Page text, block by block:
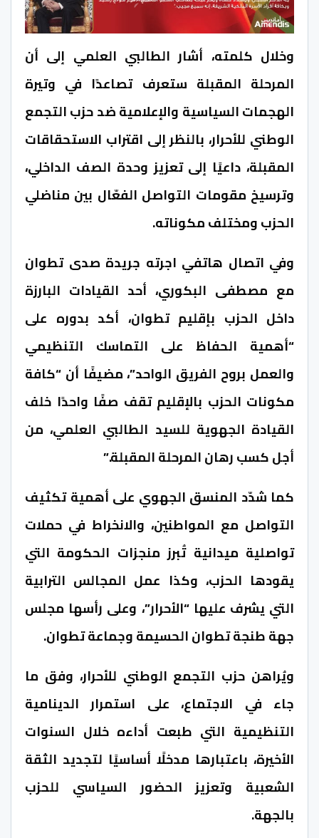
وخلال كلمته، أشار الطالبي العلمي إلى أن
المرحلة المقبلة ستعرف تصاعدًا في وتيرة
الهجمات السياسية والإعلامية ضد حزب التجمع
الوطني للأحرار، بالنظر إلى اقتراب الاستحقاقات
المقبلة، داعيًا إلى تعزيز وحدة الصف الداخلي،
وترسيخ مقومات التواصل الفعّال بين مناضلي
الحزب ومختلف مكوناته.
وفي اتصال هاتفي اجرته جريدة صدى تطوان
مع مصطفى البكوري، أحد القيادات البارزة
داخل الحزب بإقليم تطوان، أكد بدوره على
“أهمية الحفاظ على التماسك التنظيمي
والعمل بروح الفريق الواحد”، مضيفًا أن “كافة
مكونات الحزب بالإقليم تقف صفًا واحدًا خلف
القيادة الجهوية للسيد الطالبي العلمي، من
أجل كسب رهان المرحلة المقبلة.”
كما شدّد المنسق الجهوي على أهمية تكثيف
التواصل مع المواطنين، والانخراط في حملات
تواصلية ميدانية تُبرز منجزات الحكومة التي
يقودها الحزب، وكذا عمل المجالس الترابية
التي يشرف عليها “الأحرار”، وعلى رأسها مجلس
جهة طنجة تطوان الحسيمة وجماعة تطوان.
ويُراهن حزب التجمع الوطني للأحرار، وفق ما
جاء في الاجتماع، على استمرار الدينامية
التنظيمية التي طبعت أداءه خلال السنوات
الأخيرة، باعتبارها مدخلًا أساسيًا لتجديد الثقة
الشعبية وتعزيز الحضور السياسي للحزب
بالجهة.